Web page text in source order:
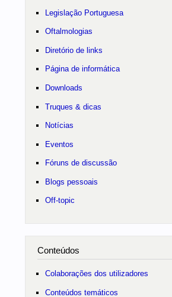
Legislação Portuguesa
Oftalmologias
Diretório de links
Página de informática
Downloads
Truques & dicas
Notícias
Eventos
Fóruns de discussão
Blogs pessoais
Off-topic
Conteúdos
Colaborações dos utilizadores
Conteúdos temáticos